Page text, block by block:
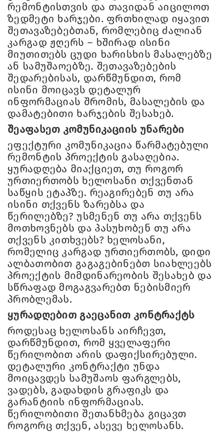
რემონტისთვის და თავიდან აიცილოთ
ზედმეტი ხარჯები. ფრთხილად იყავით
შეთავაზებებთან, რომლებიც ძალიან
კარგად ჟღერს – ხშირად ისინი
მიუთითებს ცუდი ხარისხის მასალებზე
ან სამუშაოებზე. შეთავაზებების
შედარებისას, დარწმუნდით, რომ
ისინი მოიცავს დეტალურ
ინფორმაციას შრომის, მასალების და
დამატებითი ხარჯების შესახებ.
შეაფასეთ კომუნიკაციის უნარები
ეფექტური კომუნიკაცია წარმატებული
რემონტის პროექტის გასაღებია.
ყურადღება მიაქციეთ, თუ როგორ
ურთიერთობს ხელოსანი თქვენთან
საწყის ეტაპზე. რეაგირებენ თუ არა
ისინი თქვენს ზარებსა და
წერილებზე? უსმენენ თუ არა თქვენს
მოთხოვნებს და პასუხობენ თუ არა
თქვენს კითხვებს? ხელოსანი,
რომელიც კარგად ურთიერთობს, დიდი
ალბათობით გაგაგებინებთ სიახლეებს
პროექტის მიმდინარეობის შესახებ და
სწრაფად მოგაგვარებთ ნებისმიერ
პრობლემას.
ყურადღებით გაეცანით კონტრაქტს
როდესაც ხელოსანს აირჩევთ,
დარწმუნდით, რომ ყველაფერი
წერილობით არის დაფიქსირებული.
დეტალური კონტრაქტი უნდა
მოიცავდეს სამუშაოს ფარგლებს,
ვადებს, გადახდის გრაფიკს და
გარანტიის ინფორმაციას.
წერილობითი შეთანხმება გიცავთ
როგორც თქვენ, ასევე ხელოსანს.